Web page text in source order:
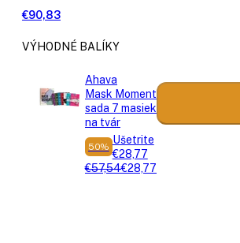
€90,83
VÝHODNÉ BALÍKY
Ahava
Mask Moment
sada 7 masiek
na tvár
50%
Ušetrite
€28,77
€57,54€28,77